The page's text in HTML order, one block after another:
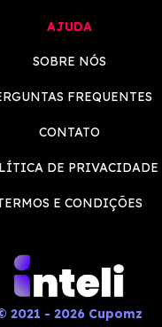
AJUDA
SOBRE NÓS
FREQUENTES
CONTATO
DE PRIVACIDADE
E CONDIÇÕES
2021 - 2026 Cupomz